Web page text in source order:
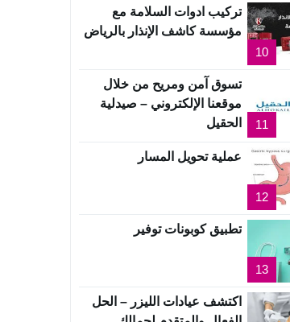
10
تركيب ادوات السلامة مع
مؤسسة كاشف الإنذار بالرياض
11
تسوق آمن ومريح من خلال
موقعنا الإلكتروني – صيدلية
الحقيل
12
عملية تحويل المسار
13
تطبيق كوبونات توفير
اكتشف عيادات الليزر – الحل